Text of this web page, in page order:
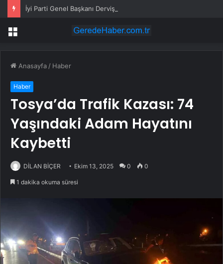
Menü
Anasayfa / Haber
Haber
Tosya’da Trafik Kazası: 74
Yaşındaki Adam Hayatını
Kaybetti
DİLAN BİÇER Ekim 13, 2025 0 0
1 dakika okuma süresi